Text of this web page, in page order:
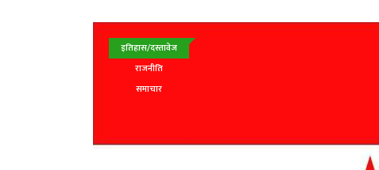
इतिहास/दस्तावेज
राजनीति
समाचार